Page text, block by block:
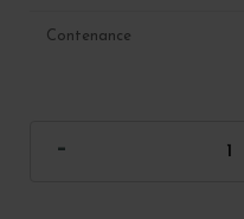
Contenance